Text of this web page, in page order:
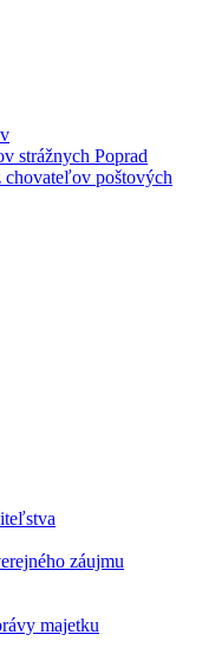
strážnych Poprad
chovateľov poštových
záujmu
majetku